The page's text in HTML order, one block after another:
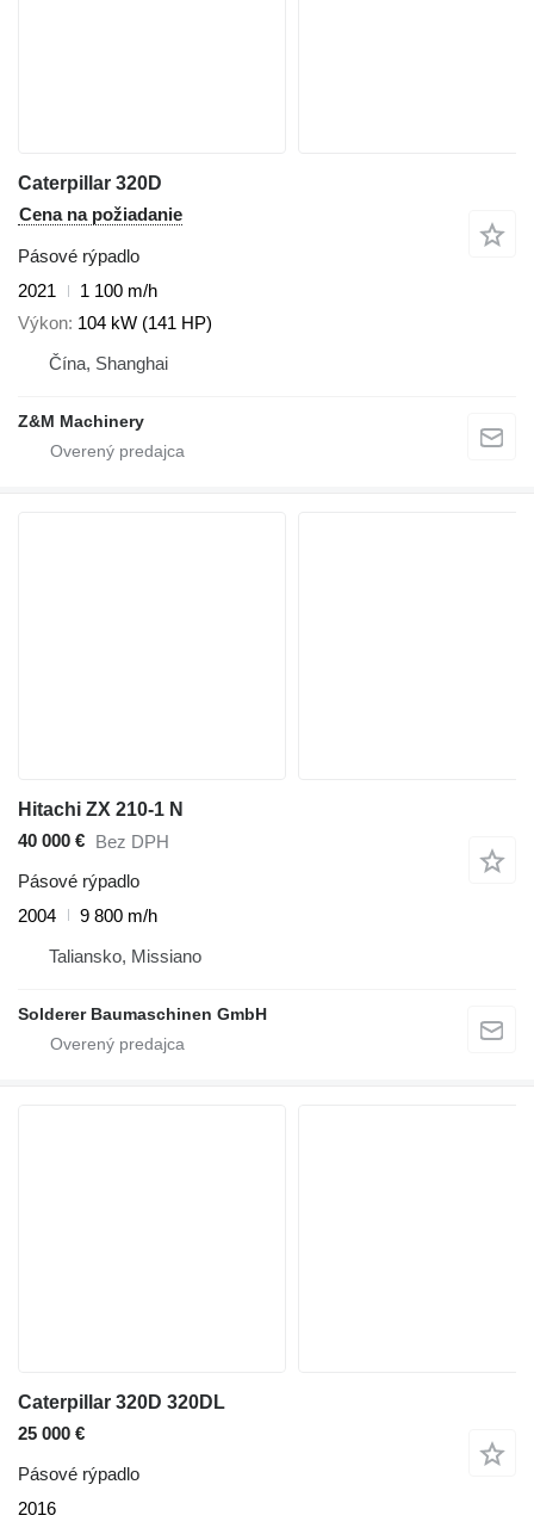
Caterpillar 320D
Cena na požiadanie
Pásové rýpadlo
2021
1 100 m/h
Výkon 104 kW (141 HP)
Čína, Shanghai
Z&M Machinery
Hitachi ZX 210-1 N
40 000 € Bez DPH
Pásové rýpadlo
2004
9 800 m/h
Taliansko, Missiano
Solderer Baumaschinen GmbH
Caterpillar 320D 320DL
25 000 €
Pásové rýpadlo
2016